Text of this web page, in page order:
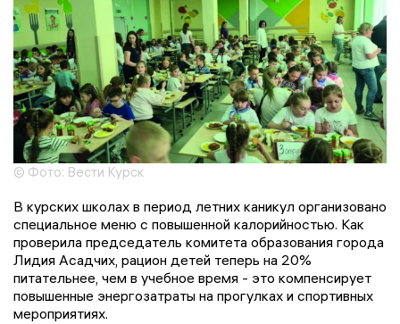
© Фото: Вести Курск
В курских школах в период летних каникул организовано
специальное меню с повышенной калорийностью. Как
проверила председатель комитета образования города
Лидия Асадчих, рацион детей теперь на 20%
питательнее, чем в учебное время - это компенсирует
повышенные энергозатраты на прогулках и спортивных
мероприятиях.